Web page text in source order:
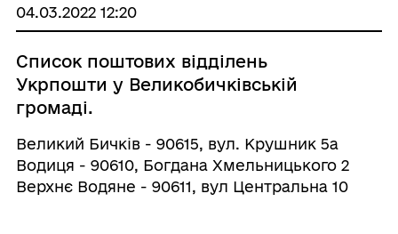
04.03.2022 12:20
Список поштових відділень
Укрпошти у Великобичківській
громаді.
Великий Бичків - 90615, вул. Крушник 5а
Водиця - 90610, Богдана Хмельницького 2
Верхнє Водяне - 90611, вул Центральна 10